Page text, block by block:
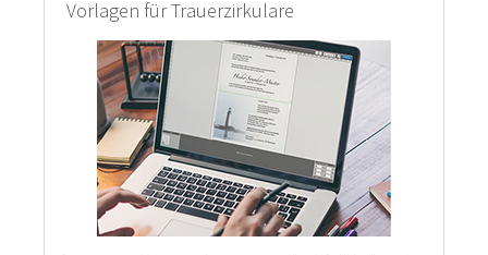
Vorlagen für Trauerzirkulare